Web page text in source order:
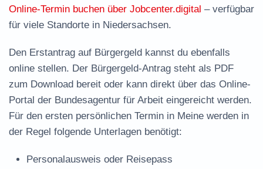
Online-Termin buchen über Jobcenter.digital – verfügbar
für viele Standorte in Niedersachsen.
Den Erstantrag auf Bürgergeld kannst du ebenfalls
online stellen. Der Bürgergeld-Antrag steht als PDF
zum Download bereit oder kann direkt über das Online-
Portal der Bundesagentur für Arbeit eingereicht werden.
Für den ersten persönlichen Termin in Meine werden in
der Regel folgende Unterlagen benötigt:
Personalausweis oder Reisepass